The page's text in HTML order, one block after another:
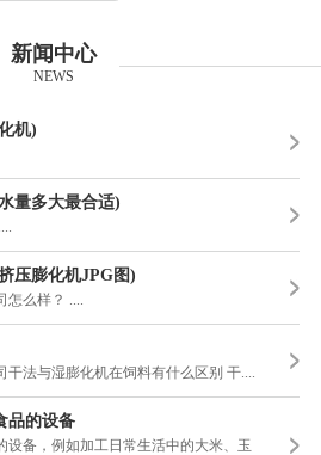
新闻中心
NEWS
机)
量多大最合适)
压膨化机JPG图)
怎么样？ ....
干法与湿膨化机在饲料有什么区别 干....
品的设备
设备，例如加工日常生活中的大米、玉